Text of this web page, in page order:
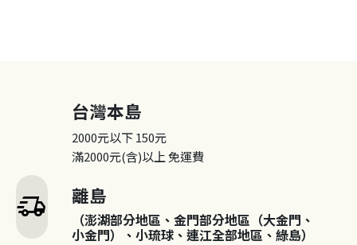
delivery_truck_speed
台灣本島
2000元以下150元
滿2000元(含)以上免運費
離島
（澎湖部分地區、金門部分地區（大金門、
小金門）、小琉球、連江全部地區、綠島）